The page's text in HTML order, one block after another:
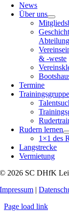
News
Über uns
Abteilung
& -weste
Termine
Rudern lernen
1×1 des
Langstrecke
Vermietung
© 2026 SC DHfK
Impressum |
Page load link